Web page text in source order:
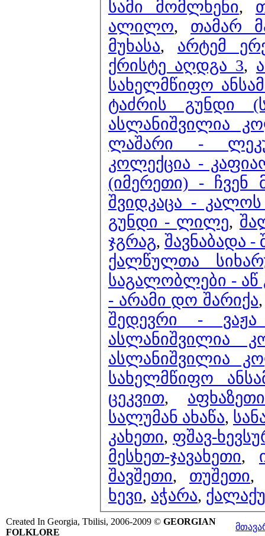
სამი მომლხენი,
ალილო, თამარ
მუხასა, არტემ
ქრისტე აღდგა 3,
სახელმწიფო
ტაძრის გუნდი
ასლანიშვილია
ლაშარი -
კოლექცია -
(იმერეთი) - ჩვენ
შვიდკაცა -
გუნდი - ლილე,
ჯგრაგ, შავნაბადა -
ქალწულთა
საგალობლები - აწ
- არამი დო შარიქა
ასლანიშვილია
ასლანიშვილია
სახელმწიფო
ცეკვით,
სალუმან ახაწა,
კახეთი, ფშავ-
მესხეთ-ჯავახეთი,
შავშეთი, თუშეთი
ხევი, აჭარა,
Created In Georgia, Tbilisi, 2006-2009 © GEORGIAN
FOLKLORE